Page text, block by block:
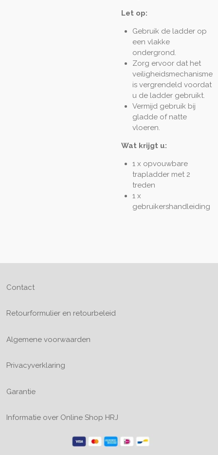
Let op:
Gebruik de ladder op
een vlakke
ondergrond.
Zorg ervoor dat het
veiligheidsmechanisme
is vergrendeld voordat
u de ladder gebruikt.
Vermijd gebruik bij
gladde of natte
vloeren.
Wat krijgt u:
1 x opvouwbare
trapladder met 2
treden
1 x
gebruikershandleiding
Contact
Retourformulier en retourbeleid
Algemene voorwaarden
Privacyverklaring
Garantie
Informatie over Online Shop HRJ